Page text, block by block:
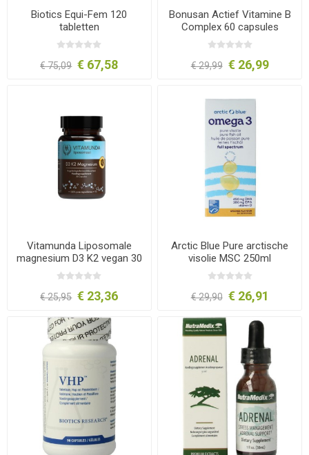
Biotics Equi-Fem 120
tabletten
€ 75,09 € 67,58
Bonusan Actief Vitamine B
Complex 60 capsules
€ 29,99 € 26,99
Vitamunda Liposomale
magnesium D3 K2 vegan 30
capsules
€ 25,95 € 23,36
Arctic Blue Pure arctische
visolie MSC 250ml
€ 29,90 € 26,91